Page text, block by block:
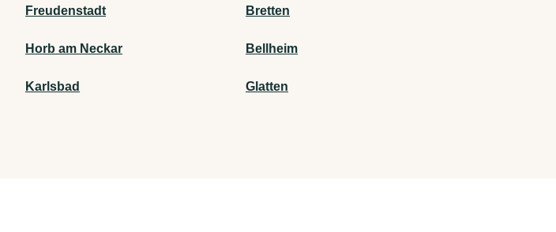
Freudenstadt Bretten
Horb am Neckar Bellheim
Karlsbad Glatten